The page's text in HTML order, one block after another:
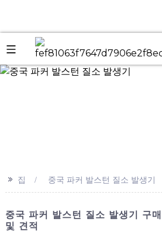
>> 집 중국 파커 발스턴 질소 발생기
중국 파커 발스턴 질소 발생기 구
및 견적